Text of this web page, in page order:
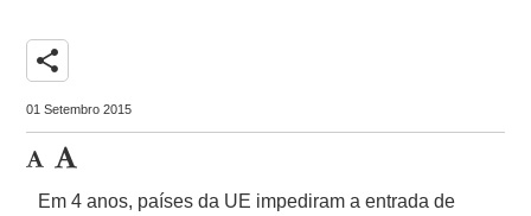
share
01 Setembro 2015
Em 4 anos, países da UE impediram a entrada de